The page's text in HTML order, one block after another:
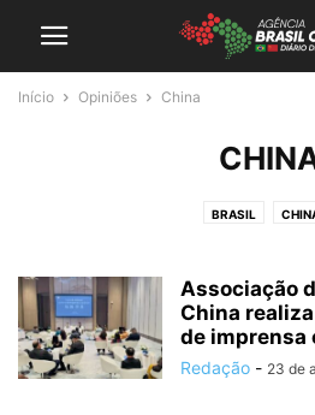
Início Opiniões China
BRASIL
Associação
China
de imprensa
Redação - 23 de